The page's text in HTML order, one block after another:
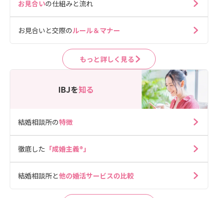
お見合いの仕組みと流れ
お見合いと交際のルール＆マナー
もっと詳しく見る
IBJを知る
結婚相談所の特徴
徹底した 「成婚主義®」
結婚相談所と他の婚活サービスの比較